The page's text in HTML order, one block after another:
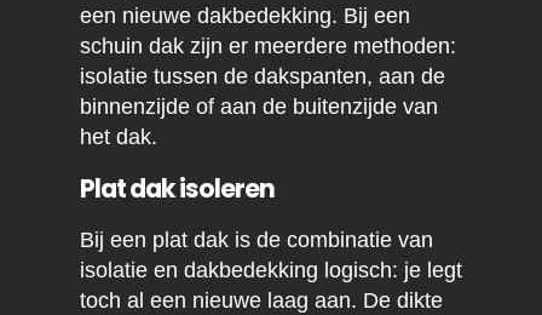
een nieuwe dakbedekking. Bij een
schuin dak zijn er meerdere methoden:
isolatie tussen de dakspanten, aan de
binnenzijde of aan de buitenzijde van
het dak.
Plat dak isoleren
Bij een plat dak is de combinatie van
isolatie en dakbedekking logisch: je legt
toch al een nieuwe laag aan. De dikte